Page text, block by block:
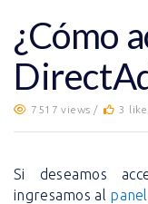
¿Cómo
7517 views / 3
Si deseamos
ingresamos al